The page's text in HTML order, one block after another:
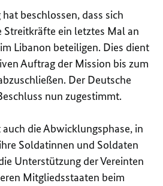
beschlossen, dass sich
ein letztes Mal an
Libanon beteiligen. Dies dient
Auftrag der Mission bis zum
Der Deutsche
nun zugestimmt.
die Abwicklungsphase, in
Soldatinnen und Soldaten
Unterstützung der Vereinten
Mitgliedsstaaten beim